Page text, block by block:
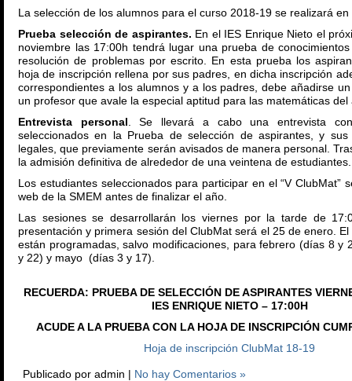
La selección de los alumnos para el curso 2018-19 se realizará
Prueba selección de aspirantes. En el IES Enrique Nieto el
noviembre las 17:00h tendrá lugar una prueba de
resolución de problemas por escrito. En esta prueba los
hoja de inscripción rellena por sus padres, en dicha inscripción
correspondientes a los alumnos y a los padres, debe añadirse
un profesor que avale la especial aptitud para las matemáticas del
Entrevista personal . Se llevará a cabo una entrevista
seleccionados en la Prueba de selección de aspirantes, y
legales, que previamente serán avisados de manera personal.
la admisión definitiva de alrededor de una veintena de estudiantes.
Los estudiantes seleccionados para participar en el “V ClubMat”
web de la SMEM antes de finalizar el año.
Las sesiones se desarrollarán los viernes por la tarde de
presentación y primera sesión del ClubMat será el 25 de enero.
están programadas, salvo modificaciones, para febrero (días 8 y
y 22) y mayo (días 3 y 17).
RECUERDA: PRUEBA DE SELECCIÓN DE ASPIRANTES
IES ENRIQUE NIETO – 17:00H
ACUDE A LA PRUEBA CON LA HOJA DE INSCRIPCIÓN
Hoja de inscripción ClubMat 18-19
Publicado por admin | No hay Comentarios »